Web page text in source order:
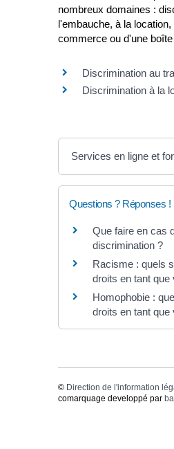
nombreux domaines :
l'embauche, à la
commerce ou d'une boîte
Discrimination au
Discrimination à la
Services en ligne et
Questions ? Réponses !
Que faire en cas
discrimination ?
Racisme : quels
droits en tant que
Homophobie :
droits en tant que
© Direction de l'information
comarquage developpé par